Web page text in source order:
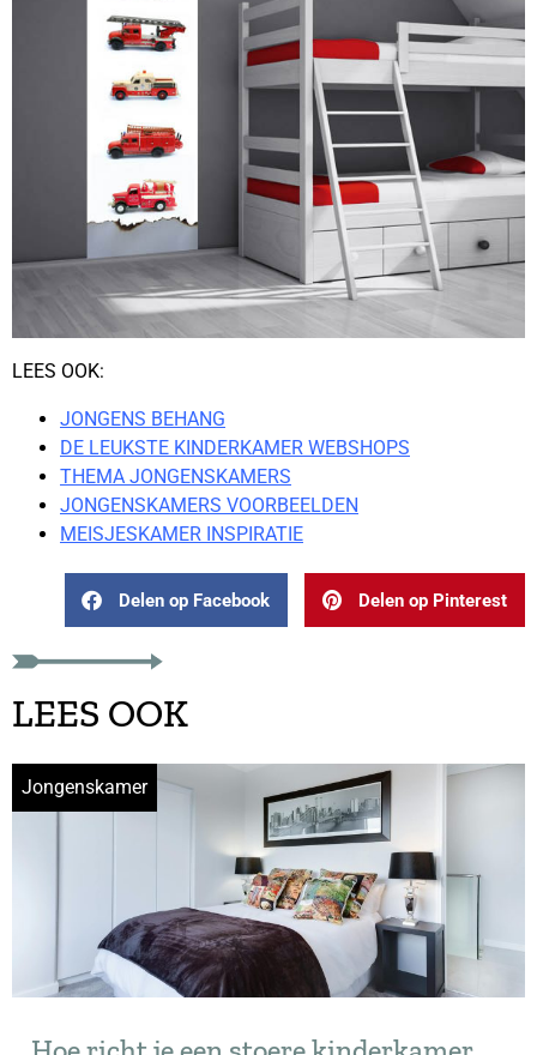
LEES OOK:
JONGENS BEHANG
DE LEUKSTE KINDERKAMER WEBSHOPS
THEMA JONGENSKAMERS
JONGENSKAMERS VOORBEELDEN
MEISJESKAMER INSPIRATIE
Delen op Facebook Delen op Pinterest
LEES OOK
Jongenskamer